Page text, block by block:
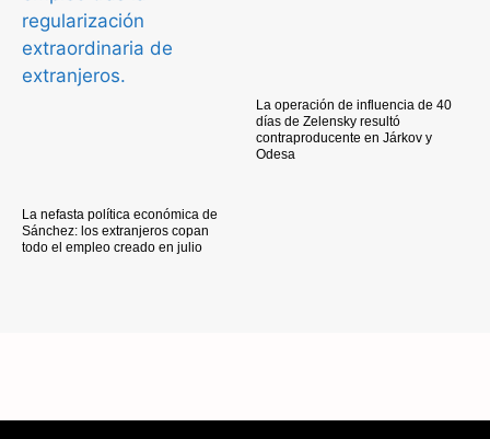
La nefasta política económica de
Sánchez: los extranjeros copan
todo el empleo creado en julio
La operación de influencia de 40
días de Zelensky resultó
contraproducente en Járkov y
Odesa